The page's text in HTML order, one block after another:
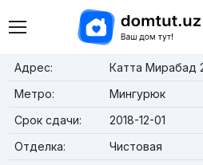
Адрес:
Катта Мирабад
Метро:
Мингурюк
Срок сдачи:
2018-12-01
Отделка:
Чистовая